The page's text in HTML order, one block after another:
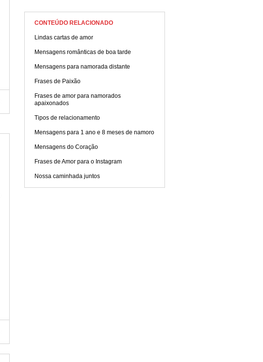
CONTEÚDO RELACIONADO
Lindas cartas de amor
Mensagens românticas de boa tarde
Mensagens para namorada distante
Frases de Paixão
Frases de amor para namorados
apaixonados
Tipos de relacionamento
Mensagens para 1 ano e 8 meses de namoro
Mensagens do Coração
Frases de Amor para o Instagram
Nossa caminhada juntos